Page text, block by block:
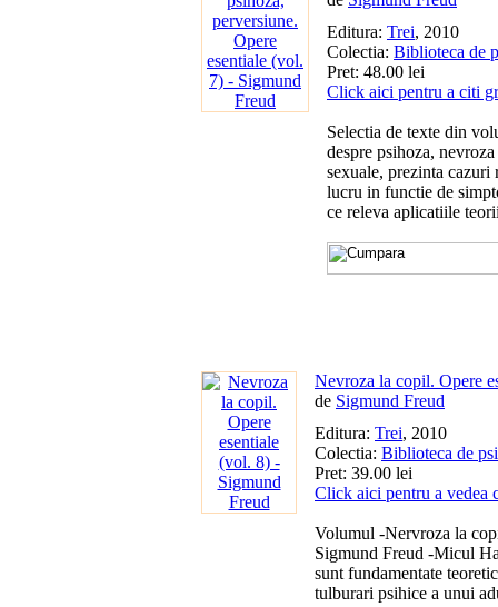
Editura: Trei, 2010
Colectia: Biblioteca de
Pret: 48.00 lei
Click aici pentru a citi
Selectia de texte din
despre psihoza,
sexuale, prezinta
lucru in functie de
ce releva aplicatiile
Nevroza la copil. Opere
de Sigmund Freud
Editura: Trei, 2010
Colectia: Biblioteca de
Pret: 39.00 lei
Click aici pentru a vedea
Volumul -Nervroza la
Sigmund Freud -Micul
sunt fundamentate
tulburari psihice a unui